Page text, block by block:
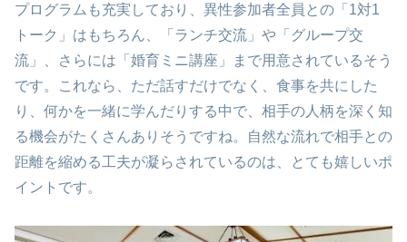
プログラムも充実しており、異性参加者全員との「1対1
トーク」はもちろん、「ランチ交流」や「グループ交
流」、さらには「婚育ミニ講座」まで用意されているそう
です。これなら、ただ話すだけでなく、食事を共にした
り、何かを一緒に学んだりする中で、相手の人柄を深く知
る機会がたくさんありそうですね。自然な流れで相手との
距離を縮める工夫が凝らされているのは、とても嬉しいポ
イントです。